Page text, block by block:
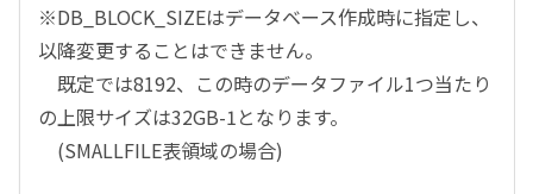
※DB_BLOCK_SIZEはデータベース作成時に指定し、
以降変更することはできません。
既定では8192、この時のデータファイル1つ当たり
の上限サイズは32GB-1となります。
(SMALLFILE表領域の場合)